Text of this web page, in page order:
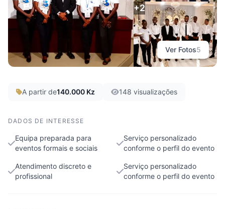
+2
Ver Fotos5
A partir de140.000 Kz 148 visualizações
DADOS DE INTERESSE
Equipa preparada para
eventos formais e sociais
Serviço personalizado
conforme o perfil do evento
Atendimento discreto e
profissional
Serviço personalizado
conforme o perfil do evento